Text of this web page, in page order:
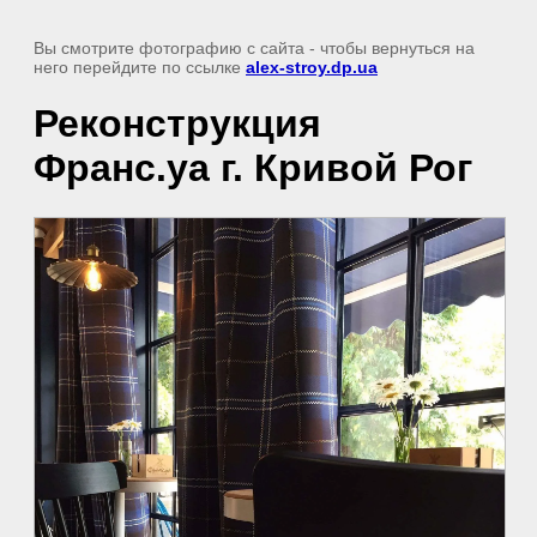
Вы смотрите фотографию с сайта - чтобы вернуться на
него перейдите по ссылке alex-stroy.dp.ua
Реконструкция
Франс.уа г. Кривой Рог